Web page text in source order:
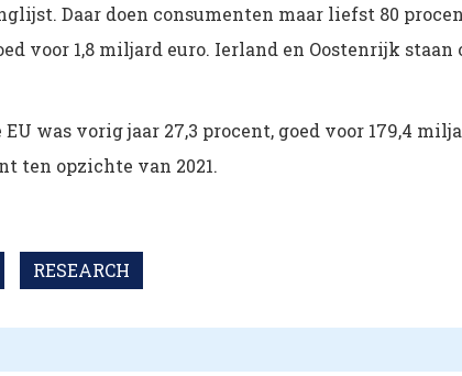
Daar doen consumenten maar liefst 80
voor 1,8 miljard euro. Ierland en Oostenrijk staan
was vorig jaar 27,3 procent, goed voor 179,4
ten opzichte van 2021.
RESEARCH